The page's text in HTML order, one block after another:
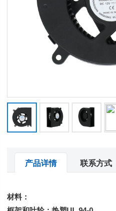
产品详情 联系方式
材料：